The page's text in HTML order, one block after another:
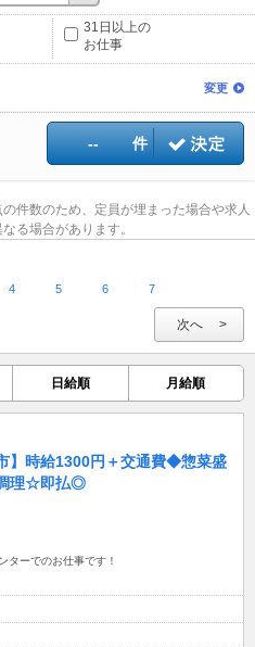
31日以上の
お仕事
変更
-- 件
件数のため、定員が埋まった場合や求人
る場合があります。
4 5 6 7
次へ
日給順 月給順
】時給1300円＋交通費◆惣菜盛
理☆即払◎
ターでのお仕事です！